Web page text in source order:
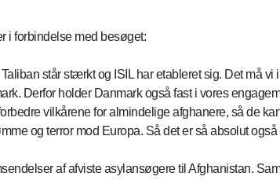
i forbindelse med besøget:
står stærkt og ISIL har etableret sig. Det må
Derfor holder Danmark også fast i vores
vilkårene for almindelige afghanere, så de
og terror mod Europa. Så det er så absolut også
af afviste asylansøgere til Afghanistan.